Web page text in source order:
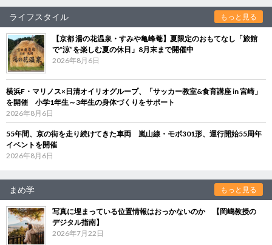
ライフスタイル もっと見る
【京都 湯の花温泉・すみや亀峰菴】夏限定のおもてなし「旅館
で“涼”を楽しむ夏の休日」8月末まで開催中
2026年8月6日
横浜F・マリノス×日清オイリオグループ、「サッカー教室&食育講座 in 宮崎」
を開催 小学1年生～3年生の身体づくりをサポート
2026年8月6日
55年間、京の街を走り続けてきた車両 嵐山線・モボ301形、運行開始55周年
イベントを開催
2026年8月6日
まめ学 もっと見る
写真に埋まっている位置情報はおっかないのか 【岡嶋教授の
デジタル指南】
2026年7月22日